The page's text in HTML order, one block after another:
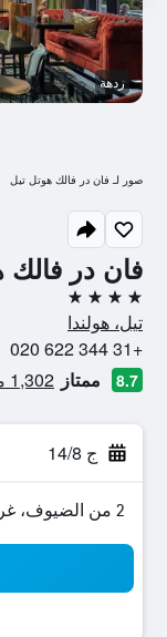
فان در فالك
4 نجوم
تيل، هولندا
+31 344 622 020
8.7 ممتاز 1,302 من التقييمات تم التحقق منها
ج 14/8
2 من الضيوف، غرفة واحدة
ردهة
صور لـ فان در فالك هوتل تيل